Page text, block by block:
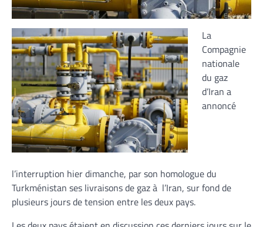
La
Compagnie
nationale
du gaz
d’Iran a
annoncé
l’interruption hier dimanche, par son homologue du
Turkménistan ses livraisons de gaz à l’Iran, sur fond de
plusieurs jours de tension entre les deux pays.